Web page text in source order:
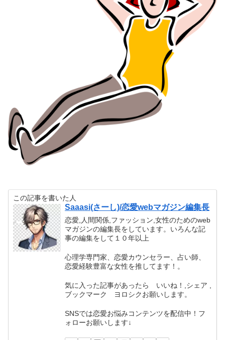
この記事を書いた人
Saaasi(さーし)/恋愛webマガジン編集長
恋愛,人間関係,ファッション,女性のためのweb
マガジンの編集長をしています。いろんな記
事の編集をして１０年以上
心理学専門家、恋愛カウンセラー、占い師、
恋愛経験豊富な女性を推してます！。
気に入った記事があったら いいね！,シェア ,
ブックマーク ヨロシクお願いします。
SNSでは恋愛お悩みコンテンツを配信中！フ
ォローお願いします↓